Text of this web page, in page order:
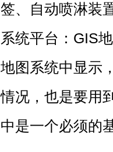
签、自动喷淋装
系统平台：GIS
地图系统中显示
情况，也是要用
中是一个必须的